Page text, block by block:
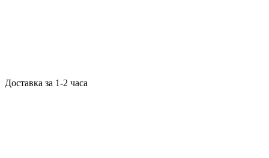
Доставка за 1-2 часа